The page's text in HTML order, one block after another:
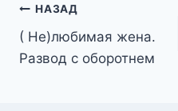
Навигация
по
НАЗАД
( Не)любимая жена.
Развод с оборотнем